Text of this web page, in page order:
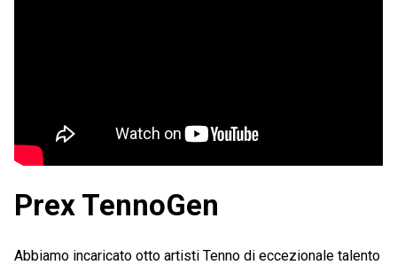
Prex TennoGen
Abbiamo incaricato otto artisti Tenno di eccezionale talento